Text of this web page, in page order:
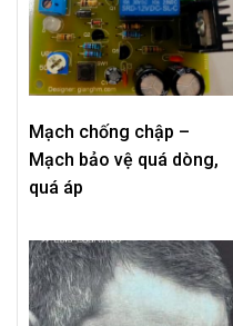
Mạch chống chập –
Mạch bảo vệ quá dòng,
quá áp